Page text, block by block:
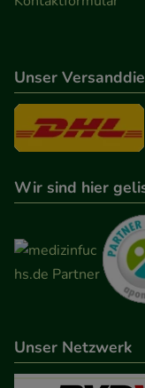
anzuzeigen und
Informationen
unserer Website
unsere Website
den Inhalt auf
Werbung auf
zu gestalten.
Medien
Unser
Wir sind hier
Unser Netzwerk